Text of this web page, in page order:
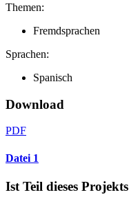
Themen:
Fremdsprachen
Sprachen:
Spanisch
Download
PDF
Datei 1
Ist Teil dieses Projekts